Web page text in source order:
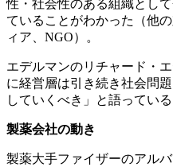
性・社会性のある組織とし
ていることがわかった（他
ィア、NGO）。
エデルマンのリチャード・
に経営層は引き続き社会問
していくべき」と語っている
製薬会社の動き
製薬大手ファイザーのアル